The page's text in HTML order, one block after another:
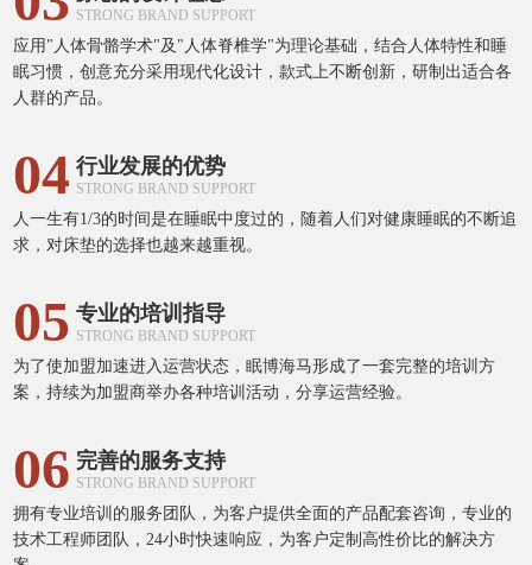
STRONG BRAND SUPPORT
应用"人体骨骼学术"及"人体脊椎学"为理论基础，结合人体特性和睡
眠习惯，创意充分采用现代化设计，款式上不断创新，研制出适合各
人群的产品。
04 行业发展的优势
STRONG BRAND SUPPORT
人一生有1/3的时间是在睡眠中度过的，随着人们对健康睡眠的不断追
求，对床垫的选择也越来越重视。
05 专业的培训指导
STRONG BRAND SUPPORT
为了使加盟加速进入运营状态，眠博海马形成了一套完整的培训方
案，持续为加盟商举办各种培训活动，分享运营经验。
06 完善的服务支持
STRONG BRAND SUPPORT
拥有专业培训的服务团队，为客户提供全面的产品配套咨询，专业的
技术工程师团队，24小时快速响应，为客户定制高性价比的解决方